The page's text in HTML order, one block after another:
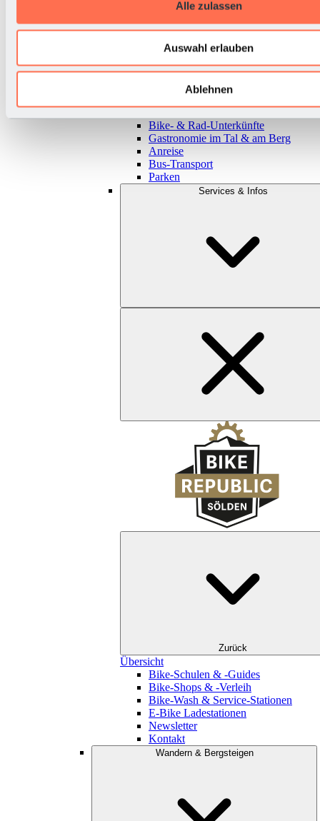
Alle zulassen
Auswahl erlauben
Ablehnen
Zurück
Bike- & Rad-Unterkünfte
Gastronomie im Tal & am Berg
Anreise
Bus-Transport
Parken
Services & Infos
Zurück
Übersicht
Bike-Schulen & -Guides
Bike-Shops & -Verleih
Bike-Wash & Service-Stationen
E-Bike Ladestationen
Newsletter
Kontakt
Wandern & Bergsteigen